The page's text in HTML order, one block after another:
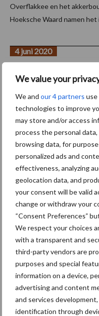
We value your
We and our 4 partners use
technologies to improve
may store and/or access
process the personal
browsing data, for
personalized ads and
effectiveness, analyzing
geolocation data, and
your consent will be valid
change or withdraw your
“Consent Preferences”
We respect your choices
with a transparent and
third-party vendors are
purposes and special
information on a device,
advertising and content
and services
identification through
Overflakkee en het
Hoeksche Waard namen
4 juni 2020
pootaardappelen dat is
Aardappelrassen De top 5
(4.957ha), Spunta (4.272ha),
4 juni 2020